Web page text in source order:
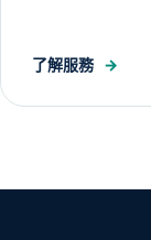
了解服務 →